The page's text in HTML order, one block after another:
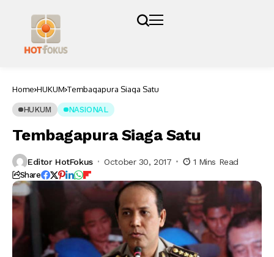
Home HUKUM Tembagapura Siaga Satu
HUKUM NASIONAL
Tembagapura Siaga Satu
Editor HotFokus October 30, 2017 1 Mins Read
Share